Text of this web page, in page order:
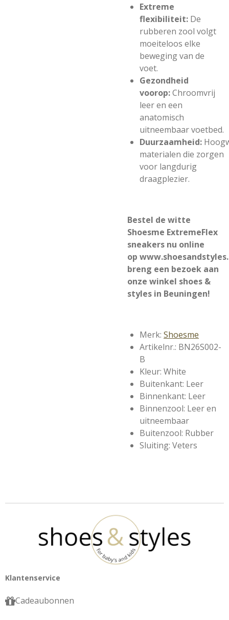
Extreme
flexibiliteit: De
rubberen zool volgt
moeiteloos elke
beweging van de
voet.
Gezondheid
voorop:Chroomvrij
leer en een
anatomisch
uitneembaar voetbed.
Duurzaamheid:
materialen die zorgen
voor langdurig
draagplezier.
Bestel de witte
Shoesme ExtremeFlex
sneakers nu online
op
breng een bezoek aan
onze winkel shoes &
styles in Beuningen!
Merk: Shoesme
Artikelnr.: BN26S002-
B
Kleur: White
Buitenkant: Leer
Binnenkant: Leer
Binnenzool: Leer en
uitneembaar
Buitenzool: Rubber
Sluiting: Veters
Klantenservice
Cadeaubonnen